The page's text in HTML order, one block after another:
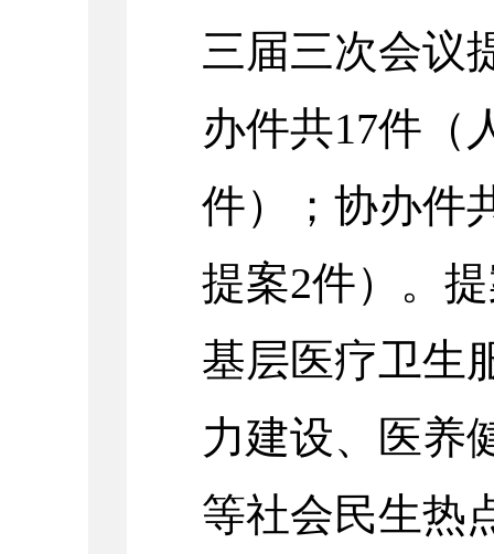
三届三次会议
办件共17件（
件）；协办件
提案2件）。
基层医疗卫生
力建设、医养
等社会民生热